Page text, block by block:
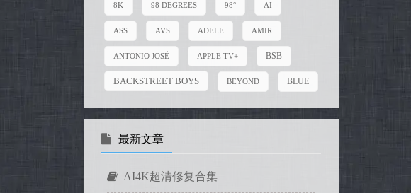
8K 98 DEGREES 98° AI
ASS AVS ADELE AMIR
ANTONIO JOSÉ APPLE TV+ BSB
BACKSTREET BOYS BEYOND BLUE
最新文章
AI4K超清修复合集